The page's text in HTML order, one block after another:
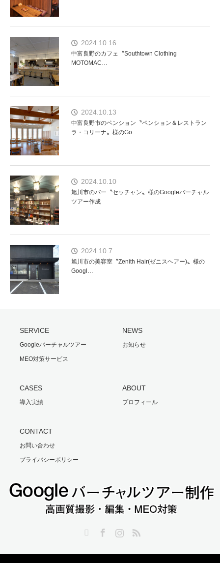
2024.10.16
中富良野のカフェ〝Southtown Clothing
MOTOMAC…
2024.10.13
中富良野市のペンション〝ペンション＆レストラン
ラ・コリーナ〟様のGo…
2024.10.10
旭川市のバー〝セッチャン〟様のGoogleバーチャル
ツアー作成
2024.10.7
旭川市の美容室〝Zenith Hair(ゼニスヘアー)〟様の
Googl…
SERVICE
Googleバーチャルツアー
MEO対策サービス
NEWS
お知らせ
CASES
導入実績
ABOUT
プロフィール
CONTACT
お問い合わせ
プライバシーポリシー